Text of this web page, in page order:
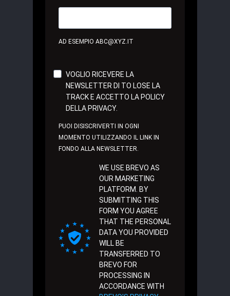
AD ESEMPIO ABC@XYZ.IT
VOGLIO RICEVERE LA
NEWSLETTER DI TO LOSE LA
TRACK E ACCETTO LA POLICY
DELLA PRIVACY.
PUOI DISISCRIVERTI IN OGNI
MOMENTO UTILIZZANDO IL LINK IN
FONDO ALLA NEWSLETTER.
WE USE BREVO AS
OUR MARKETING
PLATFORM. BY
SUBMITTING THIS
FORM YOU AGREE
THAT THE PERSONAL
DATA YOU PROVIDED
WILL BE
TRANSFERRED TO
BREVO FOR
PROCESSING IN
ACCORDANCE WITH